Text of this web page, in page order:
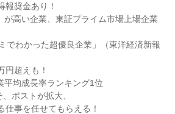
報奨金あり！
が高い企業、東証プライム市場上場企業
でわかった超優良企業」（東洋経済新報
円超えも！
平均成長率ランキング1位
ポストが拡大、
仕事を任せてもらえる！